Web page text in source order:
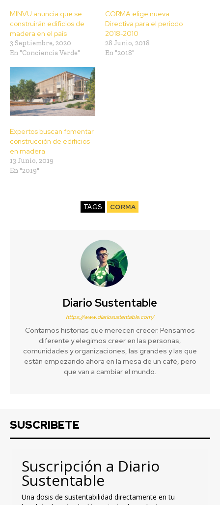
MINVU anuncia que se
construirán edificios de
madera en el país
3 Septiembre, 2020
En "Conciencia Verde"
CORMA elige nueva
Directiva para el periodo
2018-2010
28 Junio, 2018
En "2018"
Expertos buscan fomentar
construcción de edificios
en madera
13 Junio, 2019
En "2019"
TAGS CORMA
Diario Sustentable
https://www.diariosustentable.com/
Contamos historias que merecen crecer. Pensamos
diferente y elegimos creer en las personas,
comunidades y organizaciones, las grandes y las que
están empezando ahora en la mesa de un café, pero
que van a cambiar el mundo.
SUSCRIBETE
Suscripción a Diario
Sustentable
Una dosis de sustentabilidad directamente en tu